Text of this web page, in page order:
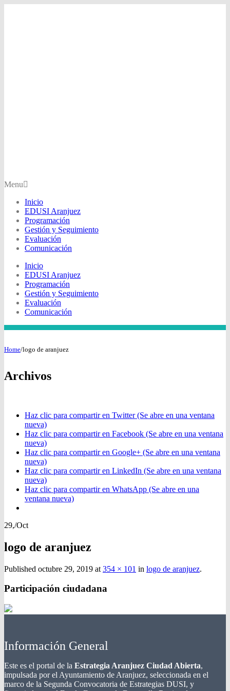
Menu
Inicio
EDUSI Aranjuez
Programación
Gestión y Seguimiento
Evaluación
Comunicación
Inicio
EDUSI Aranjuez
Programación
Gestión y Seguimiento
Evaluación
Comunicación
Home/logo de aranjuez
Archivos
Haz clic para compartir en Twitter (Se abre en una ventana
nueva)
Haz clic para compartir en Facebook (Se abre en una ventana
nueva)
Haz clic para compartir en Google+ (Se abre en una ventana
nueva)
Haz clic para compartir en LinkedIn (Se abre en una ventana
nueva)
Haz clic para compartir en WhatsApp (Se abre en una
ventana nueva)
29,/Oct
logo de aranjuez
Published octubre 29, 2019 at 354 × 101 in logo de aranjuez.
Participación ciudadana
Información General
Este es el portal de la Estrategia Aranjuez Ciudad Abierta,
impulsada por el Ayuntamiento de Aranjuez, seleccionada en el
marco de la Segunda Convocatoria de Estrategias DUSI, y